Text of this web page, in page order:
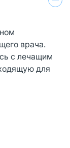
врача.
с лечащим
для